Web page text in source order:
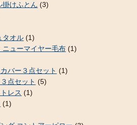
掛けふとん (3)
タオル (1)
ューマイヤー毛布 (1)
バー３点セット (1)
点セット (5)
レス (1)
(1)